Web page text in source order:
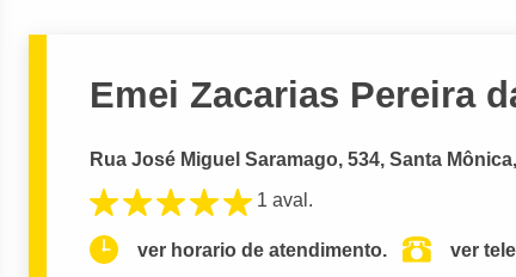
Emei Zacarias Pereira
Rua José Miguel Saramago, 534, Santa
1 aval.
ver horario de atendimento. ver